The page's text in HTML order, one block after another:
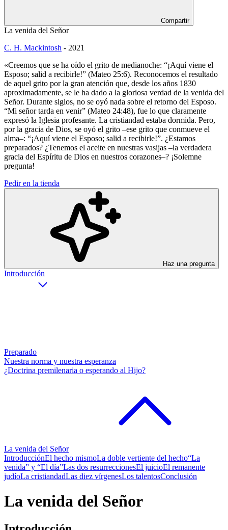
Compartir
La venida del Señor
C. H. Mackintosh - 2021
«Creemos que se ha oído el grito de medianoche: “¡Aquí viene el
Esposo; salid a recibirle!” (Mateo 25:6). Reconocemos el resultado
de aquel grito por la gran atención que, desde los años 1830
aproximadamente, se le ha dado a la gloriosa verdad de la venida del
Señor. Durante siglos, no se oyó nada sobre el retorno del Esposo.
“Mi señor tarda en venir” (Mateo 24:48), fue lo que claramente
expresó la Iglesia profesante. La cristiandad estaba dormida. Pero,
por la gracia de Dios, se oyó el grito –ese grito que conmueve el
alma–: “¡Aquí viene el Esposo; salid a recibirle!”. ¿Estamos
preparados? ¿Tenemos el aceite en nuestras vasijas –la verdadera
gracia del Espíritu de Dios en nuestros corazones–? ¡Solemne
pregunta!
Pedir en la tienda
Haz una pregunta
Introducción
Preparado
Nuestra norma y nuestra esperanza
¿Doctrina premilenaria o esperando al Hijo?
La venida del Señor
IntroducciónEl hecho mismoLa doble vertiente del hecho“La
venida” y “El día”Las dos resurreccionesEl juicioEl remanente
judíoLa cristiandadLas diez vírgenesLos talentosConclusión
La venida del Señor